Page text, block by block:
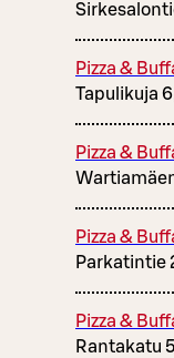
Pizza &
Tapulikuja
Pizza &
Pizza &
Parkatintie
Pizza &
Rantakatu